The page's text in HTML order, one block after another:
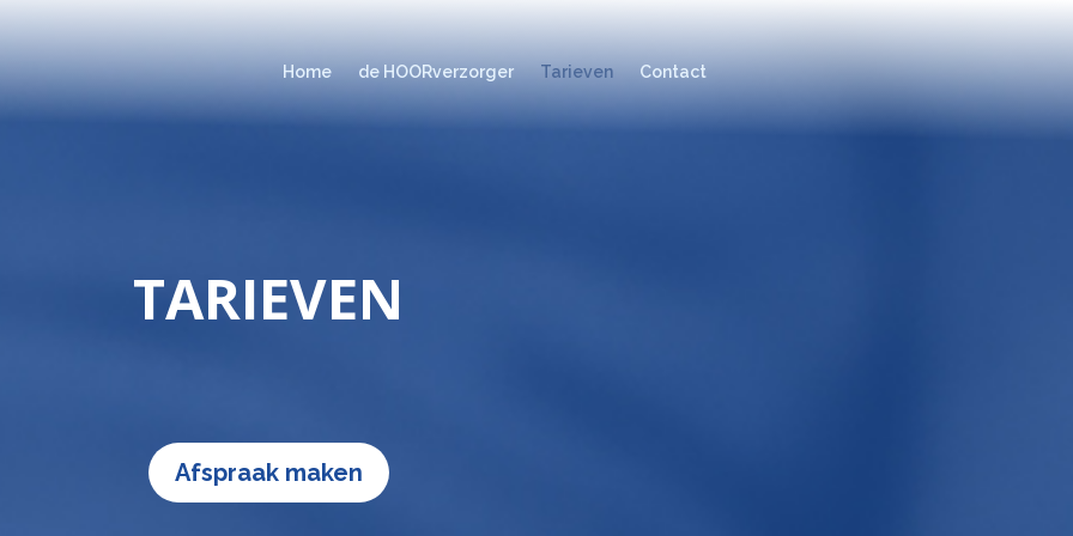
Home de HOORverzorger Tarieven Contact
TARIEVEN
Afspraak maken